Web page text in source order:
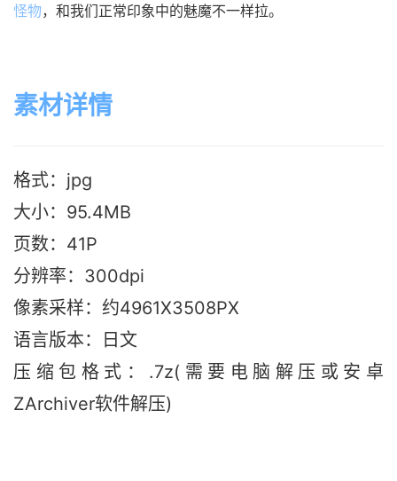
怪物，和我们正常印象中的魅魔不一样拉。
素材详情
格式：jpg
大小：95.4MB
页数：41P
分辨率：300dpi
像素采样：约4961X3508PX
语言版本：日文
压缩包格式：.7z(需要电脑解压或安卓
ZArchiver软件解压)